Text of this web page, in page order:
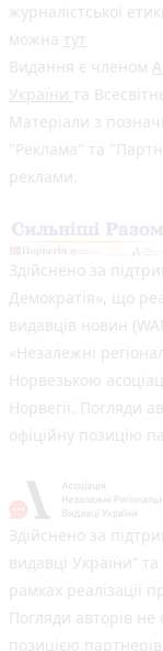
журналістської
можна тут
Видання є членом
України та
Матеріали з
"Реклама" та
реклами.
Здійснено за
Демократія», що
видавців новин
«Незалежні
Норвезькою
Норвегії. Погляди
офіційну позицію
Здійснено за
видавці України”
рамках реалізації
Погляди авторів не
позицією партнерів